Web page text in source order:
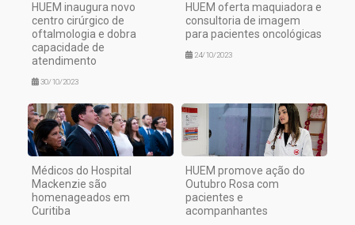
HUEM inaugura novo
centro cirúrgico de
oftalmologia e dobra
capacidade de
atendimento
30/10/2023
HUEM oferta maquiadora e
consultoria de imagem
para pacientes oncológicas
24/10/2023
Médicos do Hospital
Mackenzie são
homenageados em
Curitiba
HUEM promove ação do
Outubro Rosa com
pacientes e
acompanhantes